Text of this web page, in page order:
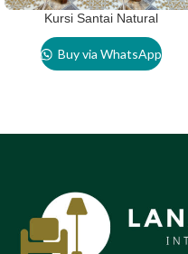
Kursi Santai Natural
Buy via WhatsApp